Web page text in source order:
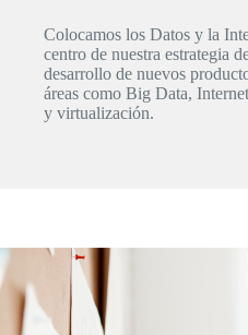
Colocamos los Datos y la
centro de nuestra estrategia
desarrollo de nuevos
áreas como Big Data,
y virtualización.